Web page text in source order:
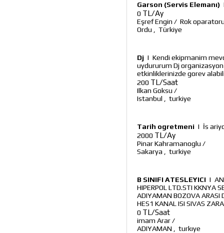
Garson (Servis Elemanı)
0 TL/Ay
Eşref Engin / Rok
Ordu
Türkiye
Dj | Kendi ekipmanim
uydururum Dj
etkinliklerinizde gorev
200 TL/Saat
Ilkan Goksu /
Istanbul
turkiye
Tarih ogretmeni | İs
2000 TL/Ay
Pinar Kahramanoglu /
Sakarya
turkiye
B SINIFI ATESLEYICI |
HIPERPOL LTD.STI KKNYA
ADIYAMAN BOZOVA ARASI
HES1 KANAL ISI SIVAS
0 TL/Saat
imam Arar/
ADIYAMAN
turkıye